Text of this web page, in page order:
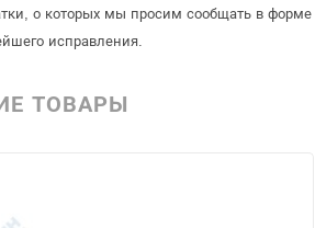
о которых мы просим сообщать в форме
исправления.
ТОВАРЫ